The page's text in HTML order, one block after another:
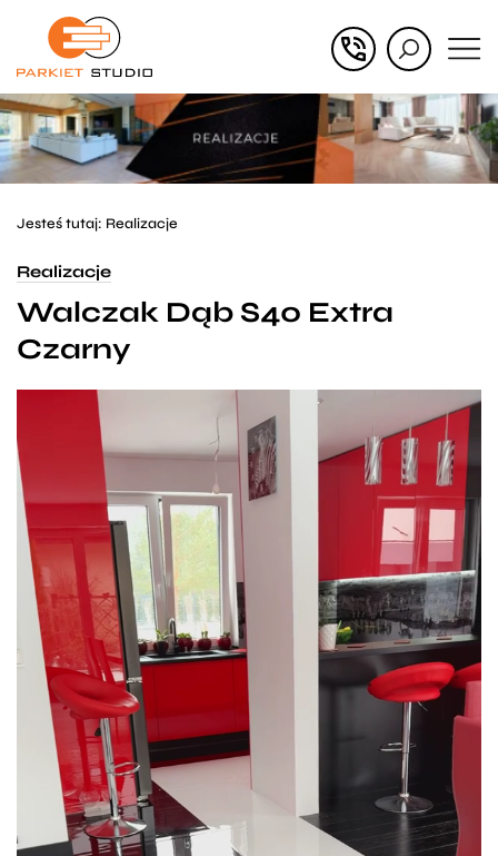
Przejdź
głównego
Przejdź
menu
w
stopce
Jesteś tutaj: Realizacje
Realizacje
Walczak Dąb S40 Extra
Czarny